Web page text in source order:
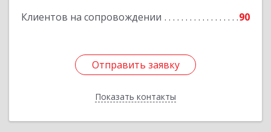
Клиентов на сопровождении 90
Отправить заявку
Показать контакты
Отправить заявку
Назад